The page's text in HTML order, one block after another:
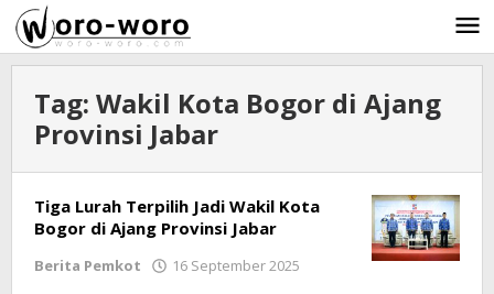
Skip
to
content
Tag: Wakil Kota Bogor di Ajang
Provinsi Jabar
Tiga Lurah Terpilih Jadi Wakil Kota
Bogor di Ajang Provinsi Jabar
Berita Pemkot 16 September 2025